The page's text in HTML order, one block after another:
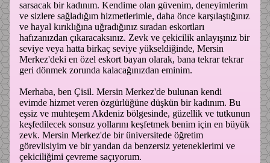
sarsacak bir kadınım. Kendime olan güvenim, deneyimlerim
ve sizlere sağladığım hizmetlerimle, daha önce karşılaştığınız
ve hayal kırıklığına uğradığınız sıradan eskortları
hafızanızdan çıkaracaksınız. Zevk ve çekicilik anlayışınız bir
seviye veya hatta birkaç seviye yükseldiğinde, Mersin
Merkez'deki en özel eskort bayan olarak, bana tekrar tekrar
geri dönmek zorunda kalacağınızdan eminim.
Merhaba, ben Çisil. Mersin Merkez'de bulunan kendi
evimde hizmet veren özgürlüğüne düşkün bir kadınım. Bu
eşsiz ve muhteşem Akdeniz bölgesinde, güzellik ve tutkunun
keşfedilecek sonsuz yollarını keşfetmek benim için en büyük
zevk. Mersin Merkez'de bir üniversitede öğretim
görevlisiyim ve bir yandan da benzersiz yeteneklerimi ve
çekiciliğimi çevreme saçıyorum.